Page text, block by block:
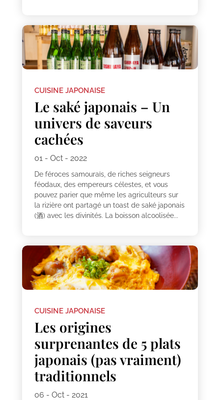
CUISINE JAPONAISE
Le saké japonais – Un
univers de saveurs
cachées
01 - Oct - 2022
De féroces samouraïs, de riches seigneurs
féodaux, des empereurs célestes, et vous
pouvez parier que même les agriculteurs sur
la rizière ont partagé un toast de saké japonais
(酒) avec les divinités. La boisson alcoolisée...
CUISINE JAPONAISE
Les origines
surprenantes de 5 plats
japonais (pas vraiment)
traditionnels
06 - Oct - 2021